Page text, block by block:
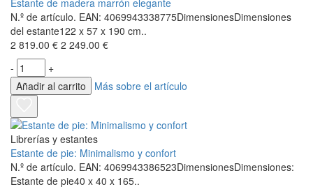
Estante de madera marrón elegante
N.º de artículo. EAN: 4069943338775DimensionesDimensiones
del estante122 x 57 x 190 cm..
2 819.00 € 2 249.00 €
-
+
Añadir al carrito
Más sobre el artículo
Librerías y estantes
Estante de pie: Minimalismo y confort
N.º de artículo. EAN: 4069943386523DimensionesDimensiones:
Estante de pie40 x 40 x 165..